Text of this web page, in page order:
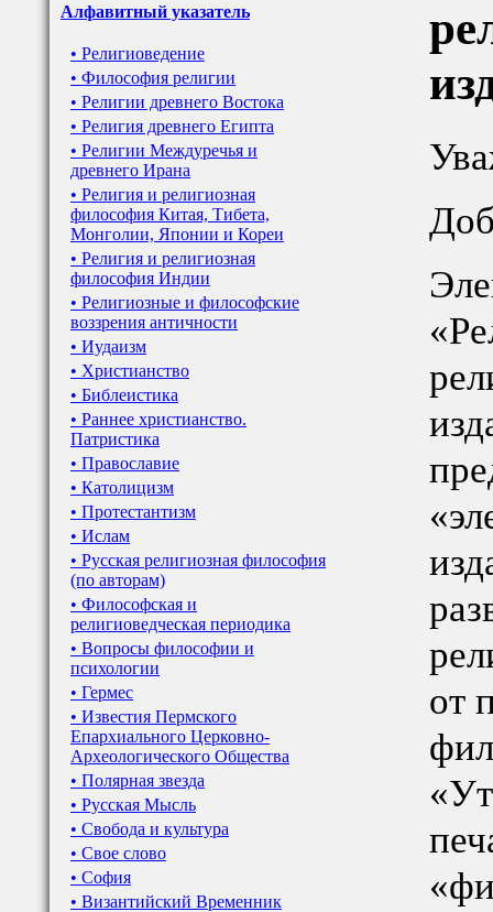
Алфавитный указатель
• Религиоведение
• Философия религии
• Религии древнего Востока
• Религия древнего Египта
• Религии Междуречья и
древнего Ирана
• Религия и религиозная
философия Китая, Тибета,
Монголии, Японии и Кореи
• Религия и религиозная
философия Индии
• Религиозные и философские
воззрения античности
• Иудаизм
• Христианство
• Библеистика
• Раннее христианство.
Патристика
• Православие
• Католицизм
• Протестантизм
• Ислам
• Русская религиозная философия
(по авторам)
• Философская и
религиоведческая периодика
• Вопросы философии и
психологии
• Гермес
• Известия Пермского
Епархиального Церковно-
Археологического Общества
• Полярная звезда
• Русская Мысль
• Свобода и культура
• Свое слово
• София
• Византийский Временник
от